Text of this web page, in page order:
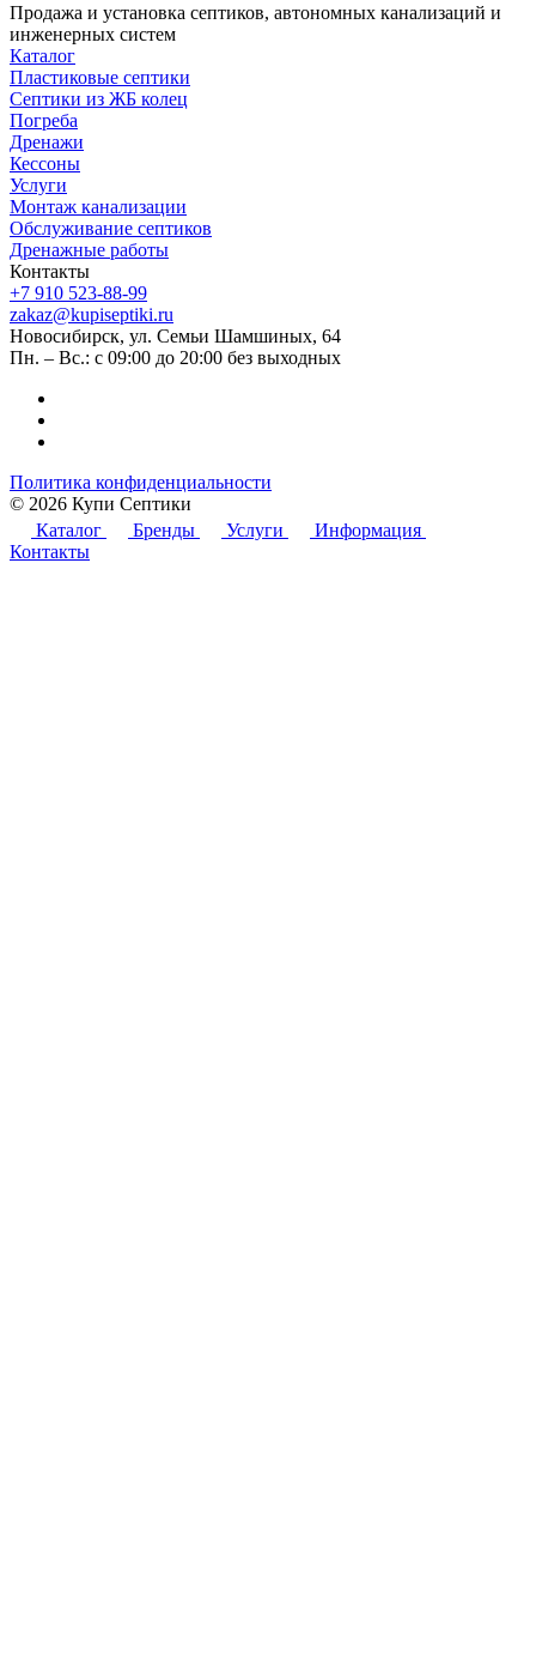
Продажа и установка септиков, автономных канализаций и
инженерных систем
Каталог
Пластиковые септики
Септики из ЖБ колец
Погреба
Дренажи
Кессоны
Услуги
Монтаж канализации
Обслуживание септиков
Дренажные работы
Контакты
+7 910 523-88-99
zakaz@kupiseptiki.ru
Новосибирск, ул. Семьи Шамшиных, 64
Пн. – Вс.: с 09:00 до 20:00 без выходных
Политика конфиденциальности
© 2026 Купи Септики
Каталог
Бренды Услуги
Информация
Контакты